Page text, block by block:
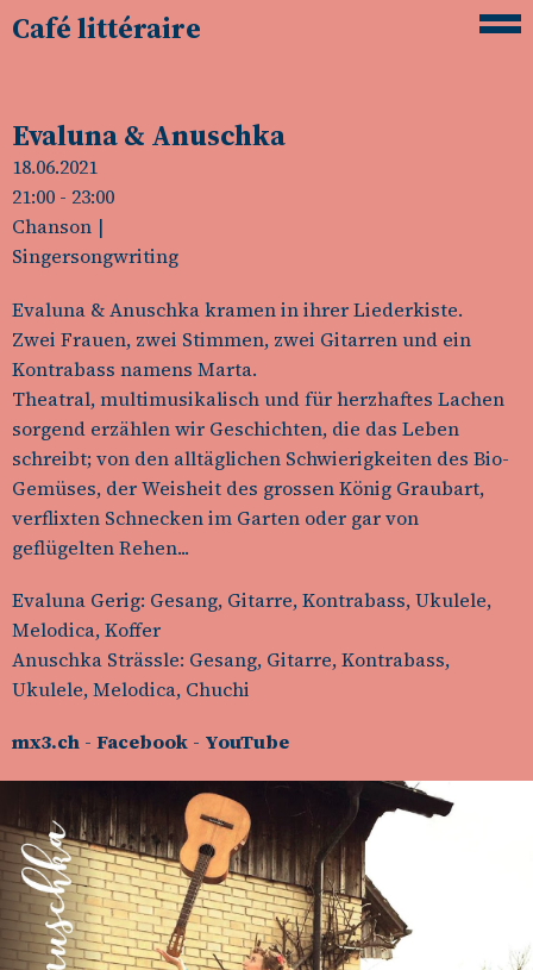
Café littéraire
Evaluna & Anuschka
18.06.2021
21:00 - 23:00
Chanson
Singersongwriting
Evaluna & Anuschka kramen in ihrer Liederkiste.
Zwei Frauen, zwei Stimmen, zwei Gitarren und ein
Kontrabass namens Marta.
Theatral, multimusikalisch und für herzhaftes Lachen
sorgend erzählen wir Geschichten, die das Leben
schreibt; von den alltäglichen Schwierigkeiten des Bio-
Gemüses, der Weisheit des grossen König Graubart,
verflixten Schnecken im Garten oder gar von
geflügelten Rehen...
Evaluna Gerig: Gesang, Gitarre, Kontrabass, Ukulele,
Melodica, Koffer
Anuschka Strässle: Gesang, Gitarre, Kontrabass,
Ukulele, Melodica, Chuchi
mx3.ch - Facebook - YouTube